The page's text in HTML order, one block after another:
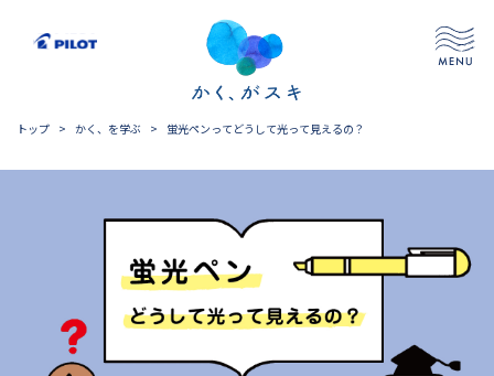
トップ > かく、を学ぶ > 蛍光ペンってどうして光って見えるの？